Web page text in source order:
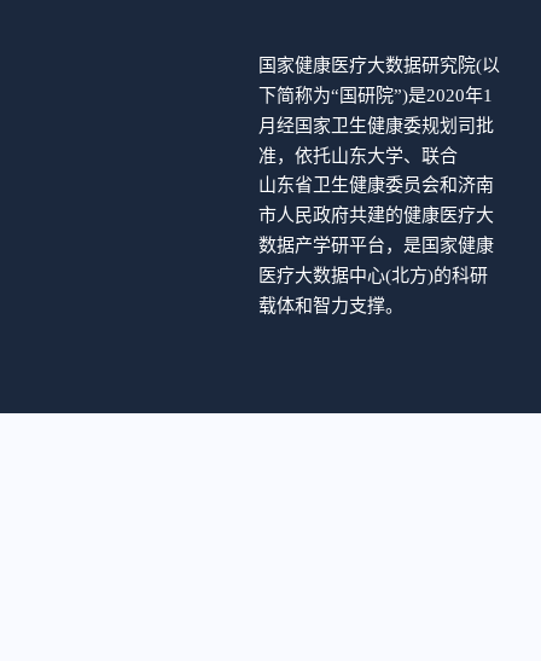
国家健康医疗大数据研究院(以
下简称为“国研院”)是2020年1
月经国家卫生健康委规划司批
准，依托山东大学、联合
山东省卫生健康委员会和济南
市人民政府共建的健康医疗大
数据产学研平台，是国家健康
医疗大数据中心(北方)的科研
载体和智力支撑。